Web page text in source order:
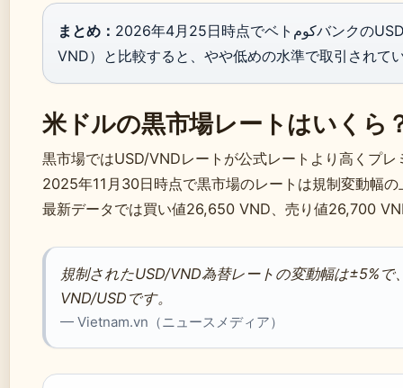
まとめ： 2026年4月25日時点でベトكومバンクのUSD買い値は26,108 VND。過去30日の平均（約26,336
VND）と比較すると、やや低めの水準で取引されて
米ドルの黒市場レートはいくら
黒市場ではUSD/VNDレートが公式レートより高くプ
2025年11月30日時点で黒市場のレートは規制変動幅
最新データでは買い値26,650 VND、売り値26,700
規制されたUSD/VND為替レートの変動幅は±5%
VND/USDです。
— Vietnam.vn（ニュースメディア）